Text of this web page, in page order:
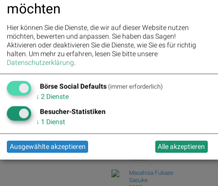
Palfinger : 1.32%
voestalpine : 0.23%» Details
CA Immo : 0.21% » Details
Uniqa : 0.05%» Details
DO&CO : 0.00%» Details
Erste Group : -1.19%
» Details
AT&S : -2.23%» Details
Österreichische Post : -4.48%
Details
Wie Österreichische Post, AT&S,
Wienerberger, Pal...
Wiener Börse Party #1216: ATX
schwächer, Bajaj Mo...
(Depot Kommentar)
Börse Social Club Board
Volute
Masahisa Fukase
Sasuke
möchten
Hier können Sie die Dienste, die wir auf dieser Website nutzen
möchten, bewerten und anpassen. Sie haben das Sagen!
Aktivieren oder deaktivieren Sie die Dienste, wie Sie es für richtig
halten. Um mehr zu erfahren, lesen Sie bitte unsere
Datenschutzerklärung.
Börse Social Defaults (immer erforderlich)
↓ 2 Dienste
Besucher-Statistiken
↓ 1 Dienst
Ausgewählte akzeptieren Alle akzeptieren